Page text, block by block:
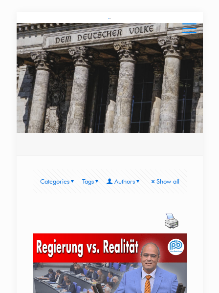
Categories Tags Authors Show all